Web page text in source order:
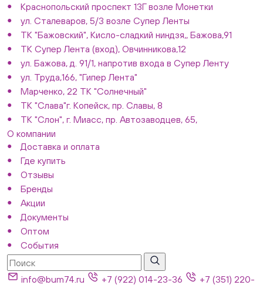
Краснопольский проспект 13Г возле Монетки
ул. Сталеваров, 5/3 возле Супер Ленты
ТК "Бажовский", Кисло-сладкий ниндзя,, Бажова,91
ТК Супер Лента (вход), Овчинникова,12
ул. Бажова, д. 91/1, напротив входа в Супер Ленту
ул. Труда,166, "Гипер Лента"
Марченко, 22 ТК "Солнечный"
ТК "Слава"г. Копейск, пр. Славы, 8
ТК "Слон", г. Миасс, пр. Автозаводцев, 65,
О компании
Доставка и оплата
Где купить
Отзывы
Бренды
Акции
Документы
Оптом
События
info@bum74.ru +7 (922) 014-23-36
+7 (351) 220-